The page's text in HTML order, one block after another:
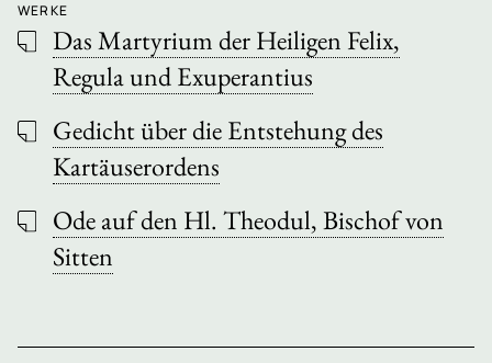
WERKE
Das Martyrium der Heiligen Felix,
Regula und Exuperantius
Gedicht über die Entstehung des
Kartäuserordens
Ode auf den Hl. Theodul, Bischof von
Sitten